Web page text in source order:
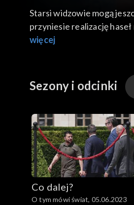
Starsi widzowie mogą
przyniesie realizację
(psycholog, pisarz,
więcej
Sezony i odcinki
Co dalej?
O tym mówi świat, 05.06.2023